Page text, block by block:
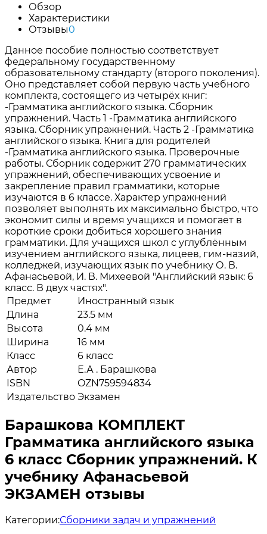
Обзор
Характеристики
Отзывы0
Данное пособие полностью соответствует
федеральному государственному
образовательному стандарту (второго поколения).
Оно представляет собой первую часть учебного
комплекта, состоящего из четырёх книг:
-Грамматика английского языка. Сборник
упражнений. Часть 1 -Грамматика английского
языка. Сборник упражнений. Часть 2 -Грамматика
английского языка. Книга для родителей
-Грамматика английского языка. Проверочные
работы. Сборник содержит 270 грамматических
упражнений, обеспечивающих усвоение и
закрепление правил грамматики, которые
изучаются в 6 классе. Характер упражнений
позволяет выполнять их максимально быстро, что
экономит силы и время учащихся и помогает в
короткие сроки добиться хорошего знания
грамматики. Для учащихся школ с углублённым
изучением английского языка, лицеев, гим-назий,
колледжей, изучающих язык по учебнику О. В.
Афанасьевой, И. В. Михеевой "Английский язык: 6
класс. В двух частях".
Предмет
Иностранный язык
Длина
23.5 мм
Высота
0.4 мм
Ширина
16 мм
Класс
6 класс
Автор
Е.А . Барашкова
ISBN
OZN759594834
Издательство Экзамен
Барашкова КОМПЛЕКТ
Грамматика английского языка
6 класс Сборник упражнений. К
учебнику Афанасьевой
ЭКЗАМЕН отзывы
Категории:Сборники задач и упражнений